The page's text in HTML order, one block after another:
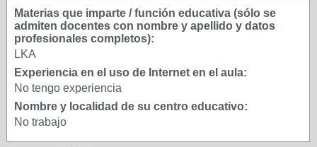
Materias que imparte / función educativa (sólo se
admiten docentes con nombre y apellido y datos
profesionales completos):
LKA
Experiencia en el uso de Internet en el aula:
No tengo experiencia
Nombre y localidad de su centro educativo:
No trabajo